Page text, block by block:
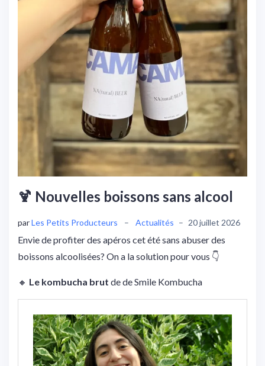
🍹 Nouvelles boissons sans alcool
parLes Petits Producteurs – Actualités – 20 juillet 2026
Envie de profiter des apéros cet été sans abuser des
boissons alcoolisées? On a la solution pour vous 👇
🔸 Le kombucha brut de de Smile Kombucha